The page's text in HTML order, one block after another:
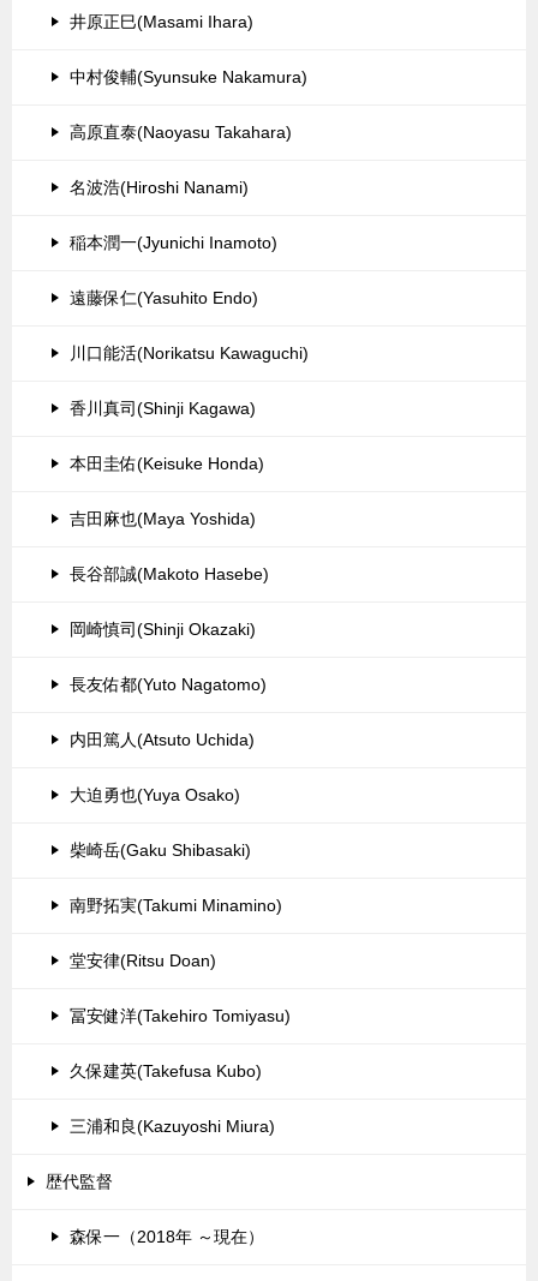
井原正巳(Masami Ihara)
中村俊輔(Syunsuke Nakamura)
高原直泰(Naoyasu Takahara)
名波浩(Hiroshi Nanami)
稲本潤一(Jyunichi Inamoto)
遠藤保仁(Yasuhito Endo)
川口能活(Norikatsu Kawaguchi)
香川真司(Shinji Kagawa)
本田圭佑(Keisuke Honda)
吉田麻也(Maya Yoshida)
長谷部誠(Makoto Hasebe)
岡崎慎司(Shinji Okazaki)
長友佑都(Yuto Nagatomo)
内田篤人(Atsuto Uchida)
大迫勇也(Yuya Osako)
柴崎岳(Gaku Shibasaki)
南野拓実(Takumi Minamino)
堂安律(Ritsu Doan)
冨安健洋(Takehiro Tomiyasu)
久保建英(Takefusa Kubo)
三浦和良(Kazuyoshi Miura)
歴代監督
森保一（2018年 ～現在）